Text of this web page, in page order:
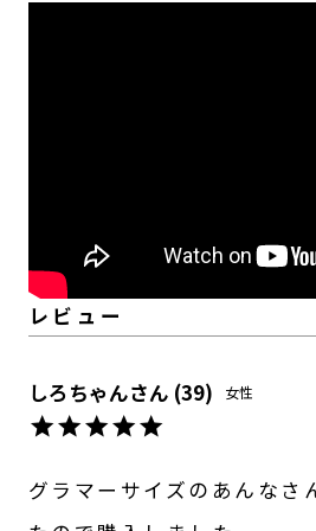
しろちゃん 39 女性
グラマーサイズのあんなさ